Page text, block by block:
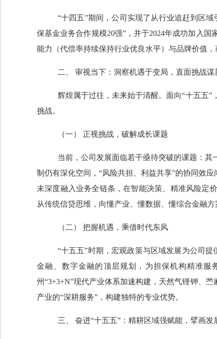
“十四五”期间，公司实现了从行业追赶到区
保基金业务合作规模20强”，并于2024年成功加入国
能力（代偿率持续保持行业优良水平）与品牌价值
二、 审视当下：洞察机遇于变局，直面挑战谋
辉煌属于过往，未来始于清醒。面向“十五五”
挑战。
（一） 正视挑战，破解成长课题
当前，公司发展面临若干亟待突破的课题：
制仍有深化空间， “风险共担、利益共享”的协同效
未深度融入业务全链条，在智能决策、精准风险定
从传统信贷思维，向懂产业、懂数据、懂综合金融方
（二） 把握机遇，乘借时代东风
“十五五”时期，宏观政策与区域发展为公司提
金融、数字金融的顶层规划，为担保机构精准
州“3+3+N”现代产业体系加速构建，天然气锂钾、
产业的“深耕服务”，构建独特的专业优势。
三、 奋进“十五五”：精耕区域强赋能，擘画发